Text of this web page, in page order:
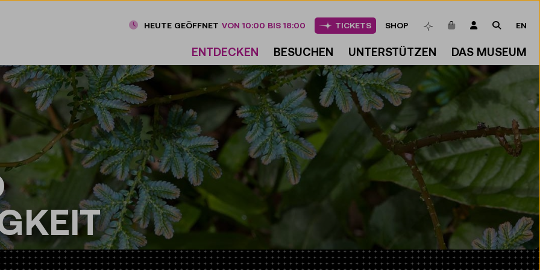
ENTDECKEN BESUCHEN UNTERSTÜTZEN DAS MUSEUM
HEUTE GEÖFFNET VON 10:00 BIS 18:00 TICKETS SHOP MERKLISTEARTIKEL IM
LOGIN SUCHE
EN